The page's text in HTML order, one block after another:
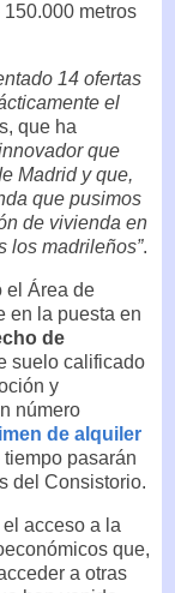
metros
14 ofertas
el
que ha
que
Madrid y que,
que pusimos
de vivienda en
los madrileños”.
el Área de
en la puesta en
de
suelo calificado
y
número
de alquiler
pasarán
del Consistorio.
acceso a la
que,
a otras